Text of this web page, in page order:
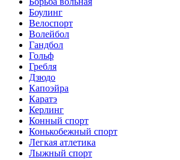
Боулинг
Велоспорт
Волейбол
Гандбол
Гольф
Гребля
Дзюдо
Капоэйра
Каратэ
Керлинг
Конный спорт
Конькобежный спорт
Легкая атлетика
Лыжный спорт